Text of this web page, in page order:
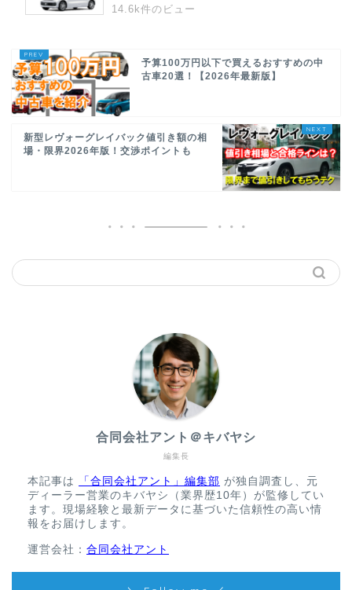
14.6k件のビュー
予算100万円以下で買えるおすすめの中
古車20選！【2026年最新版】
新型レヴォーグレイバック値引き額の相
場・限界2026年版！交渉ポイントも
編集長
合同会社アント＠キバヤシ
本記事は 「合同会社アント」編集部 が独自調査し、元
ディーラー営業のキバヤシ（業界歴10年）が監修してい
ます。現場経験と最新データに基づいた信頼性の高い情
報をお届けします。
運営会社： 合同会社アント